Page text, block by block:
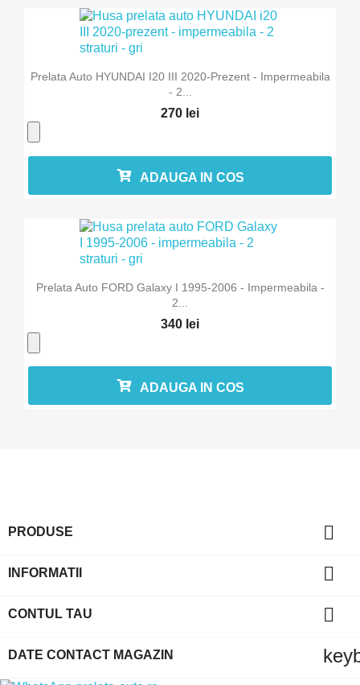
Prelata Auto HYUNDAI I20 III 2020-Prezent - Impermeabila
- 2...
270 lei
ADAUGA IN COS
Prelata Auto FORD Galaxy I 1995-2006 - Impermeabila -
2...
340 lei
ADAUGA IN COS
PRODUSE 
INFORMATII 
CONTUL TAU 
DATE CONTACT MAGAZIN